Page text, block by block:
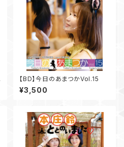
【BD】今日のあまつかVol.15
¥3,500